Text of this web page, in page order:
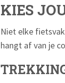
KIES
Niet elke
hangt af van je